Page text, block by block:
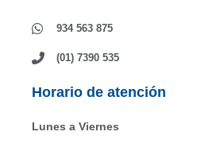
934 563 875
(01) 7390 535
Horario de atención
Lunes a Viernes